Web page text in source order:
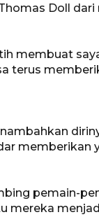
Doll dari
membuat
terus
memberikan
pemain-
mereka